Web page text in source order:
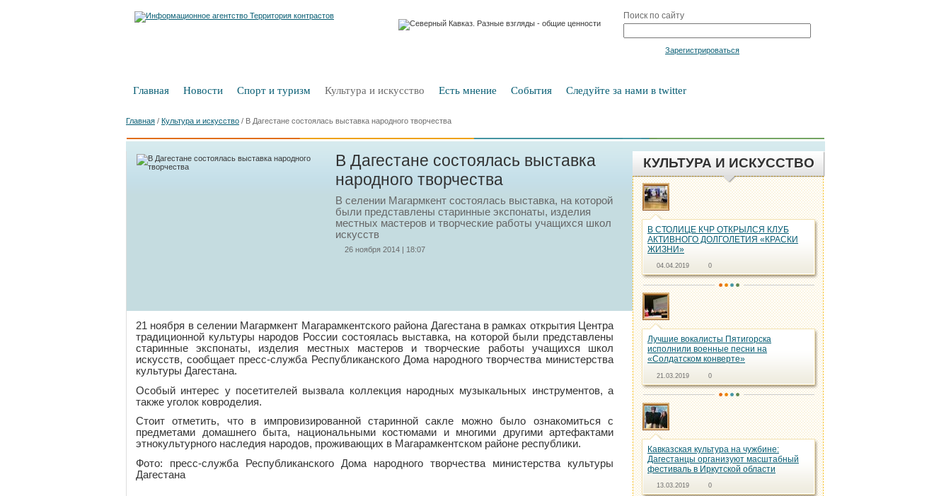
Поиск по сайту
Зарегистрироваться
Главная Новости Спорт и туризм Культура и искусство Есть мнение События Следуйте за нами в twitter
Главная / Культура и искусство / В Дагестане состоялась выставка народного творчества
В Дагестане состоялась выставка
народного творчества
В селении Магармкент состоялась выставка, на которой
были представлены старинные экспонаты, изделия
местных мастеров и творческие работы учащихся школ
искусств
26 ноября 2014 | 18:07
21 ноября в селении Магармкент Магарамкентского района Дагестана в рамках открытия Центра
традиционной культуры народов России состоялась выставка, на которой были представлены
старинные экспонаты, изделия местных мастеров и творческие работы учащихся школ
искусств, сообщает пресс-служба Республиканского Дома народного творчества министерства
культуры Дагестана.
Особый интерес у посетителей вызвала коллекция народных музыкальных инструментов, а
также уголок ковроделия.
Стоит отметить, что в импровизированной старинной сакле можно было ознакомиться с
предметами домашнего быта, национальными костюмами и многими другими артефактами
этнокультурного наследия народов, проживающих в Магарамкентском районе республики.
Фото: пресс-служба Республиканского Дома народного творчества министерства культуры
Дагестана
КУЛЬТУРА И ИСКУССТВО
В СТОЛИЦЕ КЧР ОТКРЫЛСЯ КЛУБ
АКТИВНОГО ДОЛГОЛЕТИЯ «КРАСКИ
ЖИЗНИ»
04.04.2019 0
Лучшие вокалисты Пятигорска
исполнили военные песни на
«Солдатском конверте»
21.03.2019 0
Кавказская культура на чужбине:
Дагестанцы организуют масштабный
фестиваль в Иркутской области
13.03.2019 0